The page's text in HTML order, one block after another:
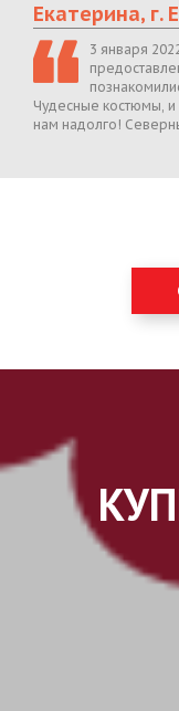
Екатерина, г.
3 января
Чудесные костюмы, и
нам надолго!